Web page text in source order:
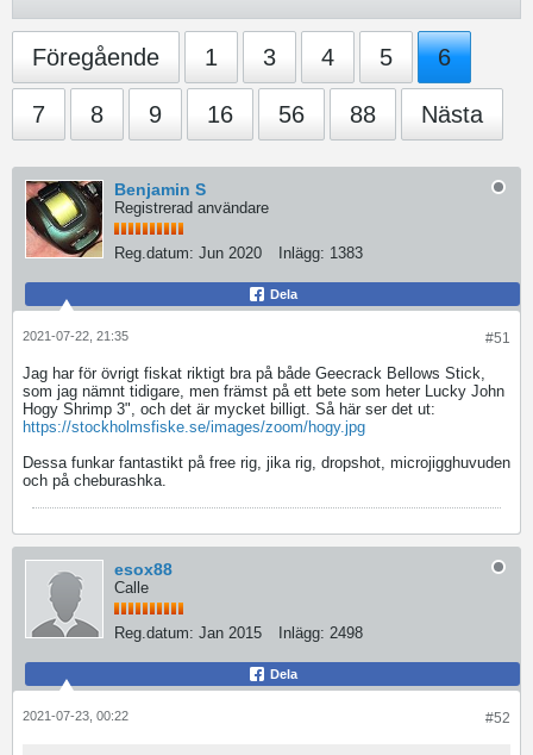
Föregående 1 3 4 5 6
7 8 9 16 56 88 Nästa
Benjamin S
Registrerad användare
Reg.datum: Jun 2020 Inlägg: 1383
Dela
#51
2021-07-22, 21:35
Jag har för övrigt fiskat riktigt bra på både Geecrack Bellows Stick,
som jag nämnt tidigare, men främst på ett bete som heter Lucky John
Hogy Shrimp 3", och det är mycket billigt. Så här ser det ut:
https://stockholmsfiske.se/images/zoom/hogy.jpg
Dessa funkar fantastikt på free rig, jika rig, dropshot, microjigghuvuden
och på cheburashka.
esox88
Calle
Reg.datum: Jan 2015 Inlägg: 2498
Dela
#52
2021-07-23, 00:22